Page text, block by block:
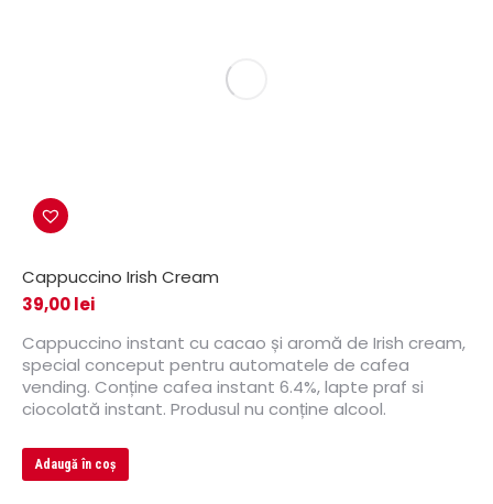
Cappuccino Irish Cream
39,00lei
Cappuccino instant cu cacao și aromă de Irish cream,
special conceput pentru automatele de cafea
vending. Conține cafea instant 6.4%, lapte praf si
ciocolată instant. Produsul nu conține alcool.
Adaugă în coș